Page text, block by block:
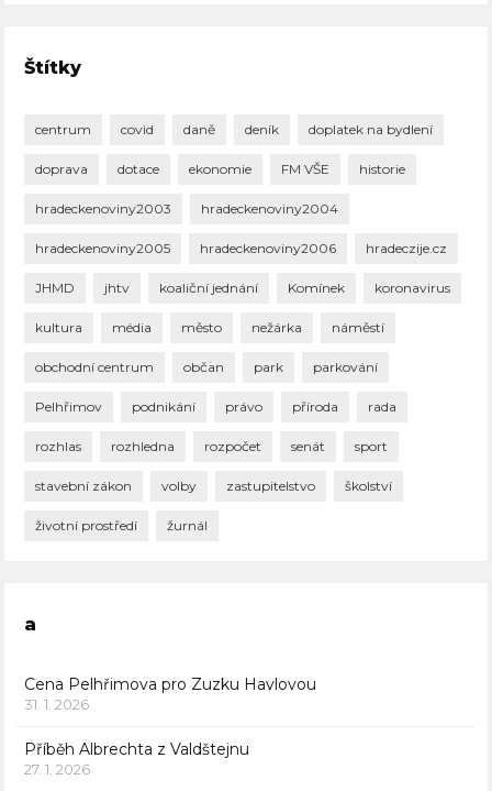
Štítky
centrum covid daně deník doplatek na bydlení
doprava dotace ekonomie FM VŠE historie
hradeckenoviny2003 hradeckenoviny2004
hradeckenoviny2005 hradeckenoviny2006 hradeczije.cz
JHMD jhtv koaliční jednání Komínek koronavirus
kultura média město nežárka náměstí
obchodní centrum občan park parkování
Pelhřimov podnikání právo příroda rada
rozhlas rozhledna rozpočet senát sport
stavební zákon volby zastupitelstvo školství
životní prostředí žurnál
a
Cena Pelhřimova pro Zuzku Havlovou
31. 1. 2026
Příběh Albrechta z Valdštejnu
27. 1. 2026